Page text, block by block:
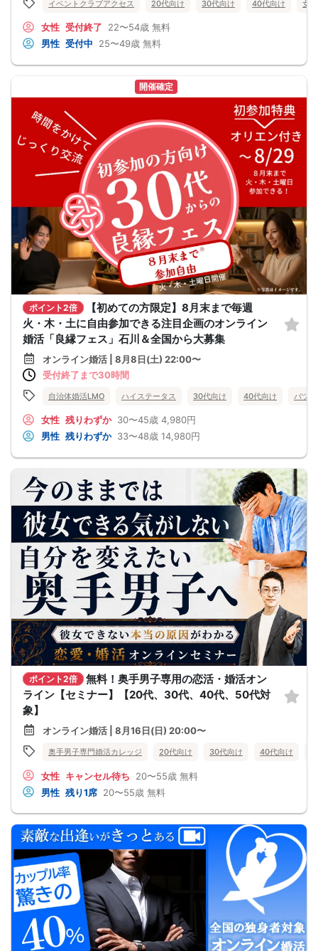
イベントクラブアクセス 20代向け 30代向け 40代向け 女
女性 受付終了 22〜54歳 無料
男性 受付中 25〜49歳 無料
開催確定
ポイント2倍
【初めての方限定】8月末まで毎週
火・木・土に自由参加できる注目企画のオンライン
婚活「良縁フェス」石川＆全国から大募集
オンライン婚活 | 8月8日(土) 22:00〜
受付終了まで30時間
自治体婚活LMO ハイステータス 30代向け 40代向け バツ
女性 残りわずか 30〜45歳 4,980円
男性 残りわずか 33〜48歳 14,980円
ポイント2倍
無料！奥手男子専用の恋活・婚活オン
ライン【セミナー】【20代、30代、40代、50代対
象】
オンライン婚活 | 8月16日(日) 20:00〜
奥手男子専門婚活カレッジ 20代向け 30代向け 40代向け
女性 キャンセル待ち 20〜55歳 無料
男性 残り1席 20〜55歳 無料